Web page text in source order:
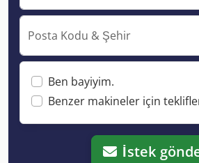
Posta Kodu & Şehir
Ben bayiyim.
Benzer makineler için
İstek